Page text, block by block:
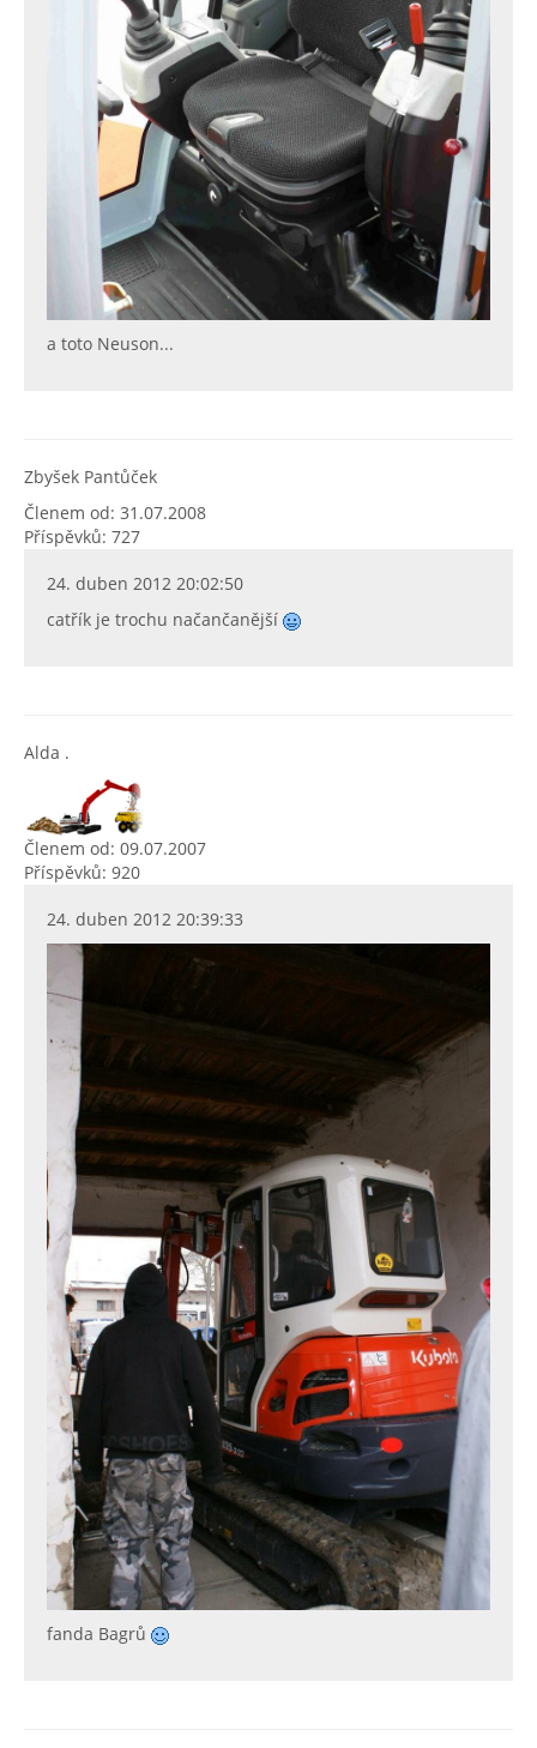
a toto Neuson...
Zbyšek Pantůček
Členem od: 31.07.2008
Příspěvků: 727
24. duben 2012 20:02:50
catřík je trochu načančanější
Alda .
Členem od: 09.07.2007
Příspěvků: 920
24. duben 2012 20:39:33
fanda Bagrů